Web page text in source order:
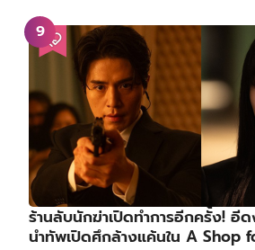
ร้านลับนักฆ่าเปิดทำการอีกครั้ง! อี
นำทัพเปิดศึกล้างแค้นใน A Shop